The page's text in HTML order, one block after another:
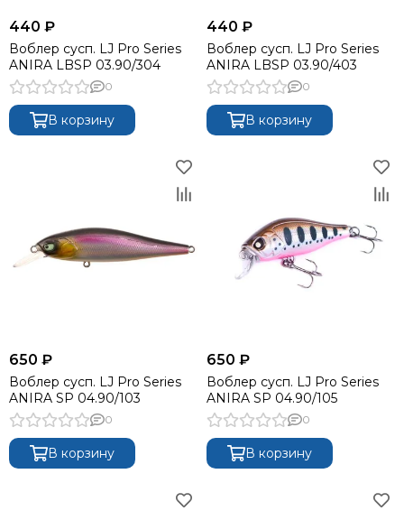
440 ₽
Воблер сусп. LJ Pro Series
ANIRA LBSP 03.90/304
0
В корзину
440 ₽
Воблер сусп. LJ Pro Series
ANIRA LBSP 03.90/403
0
В корзину
650 ₽
Воблер сусп. LJ Pro Series
ANIRA SP 04.90/103
0
В корзину
650 ₽
Воблер сусп. LJ Pro Series
ANIRA SP 04.90/105
0
В корзину